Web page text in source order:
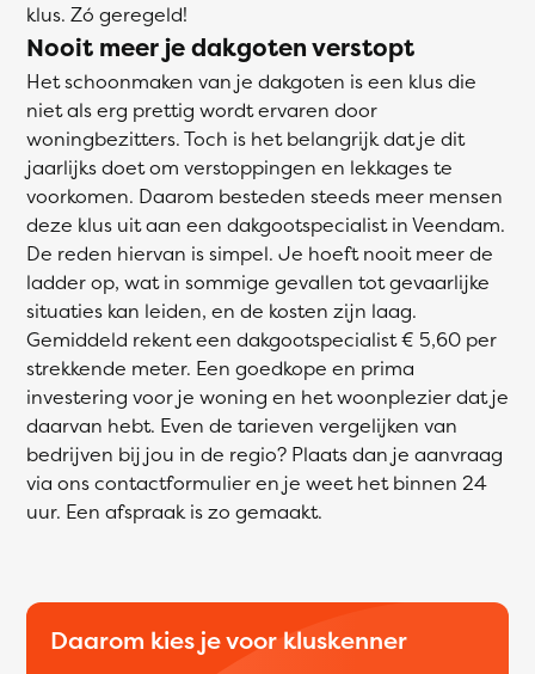
klus. Zó geregeld!
Nooit meer je dakgoten verstopt
Het schoonmaken van je dakgoten is een klus die
niet als erg prettig wordt ervaren door
woningbezitters. Toch is het belangrijk dat je dit
jaarlijks doet om verstoppingen en lekkages te
voorkomen. Daarom besteden steeds meer mensen
deze klus uit aan een dakgootspecialist in Veendam.
De reden hiervan is simpel. Je hoeft nooit meer de
ladder op, wat in sommige gevallen tot gevaarlijke
situaties kan leiden, en de kosten zijn laag.
Gemiddeld rekent een dakgootspecialist € 5,60 per
strekkende meter. Een goedkope en prima
investering voor je woning en het woonplezier dat je
daarvan hebt. Even de tarieven vergelijken van
bedrijven bij jou in de regio? Plaats dan je aanvraag
via ons contactformulier en je weet het binnen 24
uur. Een afspraak is zo gemaakt.
Daarom kies je voor kluskenner